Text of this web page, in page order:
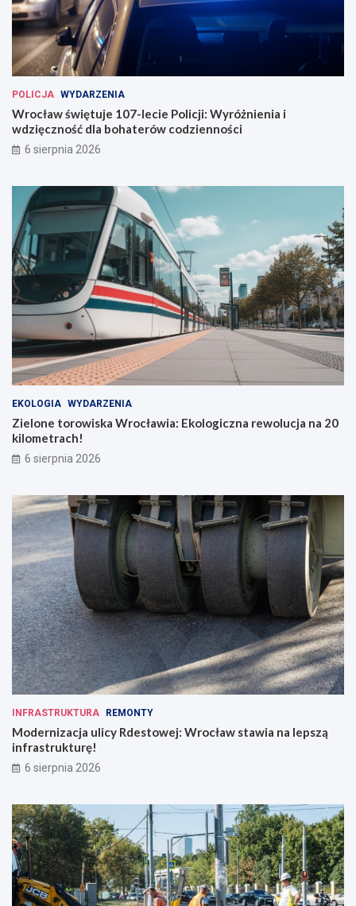
W
r
o
c
ł
w
i
u
POLICJA WYDARZENIA
Wrocław świętuje 107-lecie Policji: Wyróżnienia i
wdzięczność dla bohaterów codzienności
6 sierpnia 2026
EKOLOGIA WYDARZENIA
Zielone torowiska Wrocławia: Ekologiczna rewolucja na 20
kilometrach!
6 sierpnia 2026
INFRASTRUKTURA REMONTY
Modernizacja ulicy Rdestowej: Wrocław stawia na lepszą
infrastrukturę!
6 sierpnia 2026